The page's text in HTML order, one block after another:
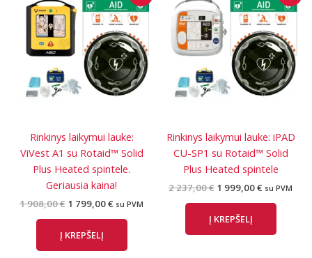
Rinkinys laikymui lauke:
ViVest A1 su Rotaid™ Solid
Plus Heated spintele.
Geriausia kaina!
1 908,00€ Original
1
908,00 €.
1 799,00€ Current
799,00 €.
su PVM
Į KREPŠELĮ
Rinkinys laikymui lauke: iPAD
CU-SP1 su Rotaid™ Solid
Plus Heated spintele
2 237,00€ Original
2
237,00 €.
1 999,00€ Current
999,00 €.
su PVM
Į KREPŠELĮ